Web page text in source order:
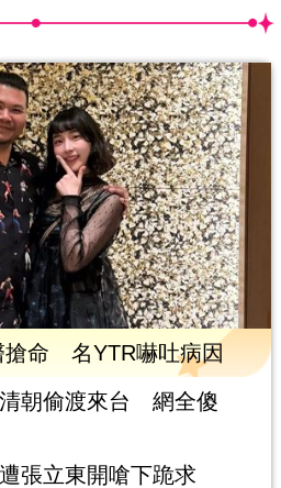
搶命 名YTR嚇吐病因
朝偷渡來台 網全傻
張立東開嗆下跪求